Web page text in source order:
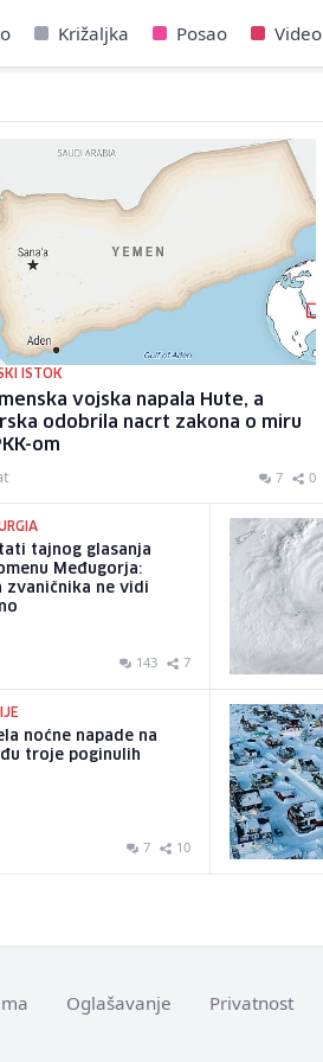
Križaljka Posao Video
ISTOK
vojska napala Hute, a
odobrila nacrt zakona o miru
om
7 0
tajnog glasanja
Međugorja:
zvaničnika ne vidi
143 7
noćne napade na
troje poginulih
7 10
Oglašavanje Privatnost